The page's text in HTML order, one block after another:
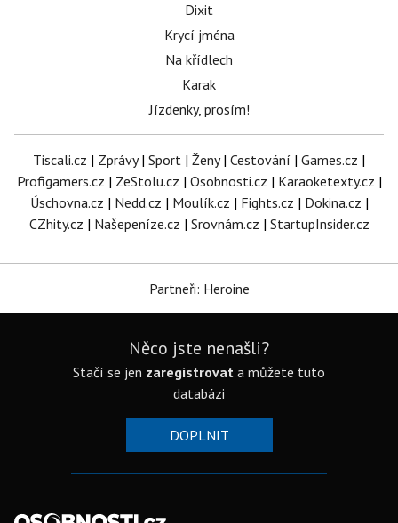
Dixit
Krycí jména
Na křídlech
Karak
Jízdenky, prosím!
Tiscali.cz | Zprávy| Sport | Ženy| Cestování | Games.cz |
Profigamers.cz | ZeStolu.cz | Osobnosti.cz | Karaoketexty.cz |
Úschovna.cz | Nedd.cz | Moulík.cz | Fights.cz | Dokina.cz |
CZhity.cz | Našepeníze.cz | Srovnám.cz | StartupInsider.cz
Partneři: Heroine
Něco jste nenašli?
Stačí se jen zaregistrovat a můžete tuto
databázi
DOPLNIT